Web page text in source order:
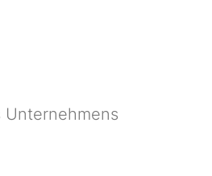
Unternehmens